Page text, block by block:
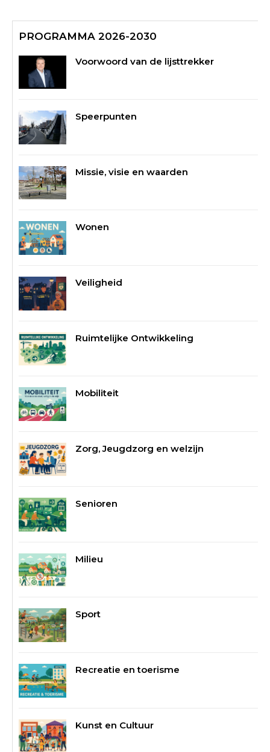
PROGRAMMA 2026-2030
Voorwoord van de lijsttrekker
Speerpunten
Missie, visie en waarden
Wonen
Veiligheid
Ruimtelijke Ontwikkeling
Mobiliteit
Zorg, Jeugdzorg en welzijn
Senioren
Milieu
Sport
Recreatie en toerisme
Kunst en Cultuur